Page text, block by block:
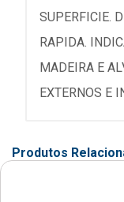
SUPERFICIE.
RAPIDA.
MADEIRA E
EXTERNOS E
Produtos